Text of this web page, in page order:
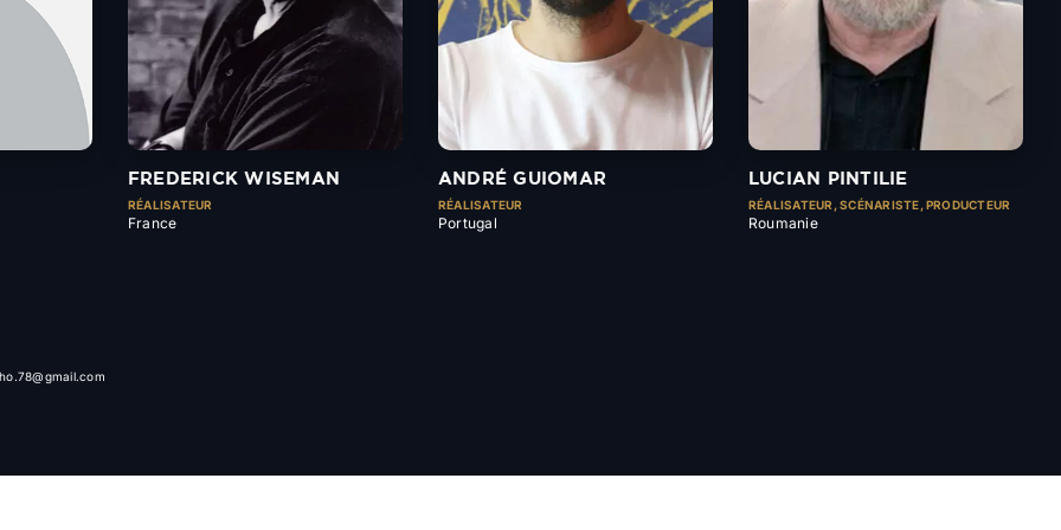
FREDERICK WISEMAN
RÉALISATEUR
France
ANDRÉ GUIOMAR
RÉALISATEUR
Portugal
LUCIAN PINTILIE
RÉALISATEUR, SCÉNARISTE, PRODUCTEUR
Roumanie